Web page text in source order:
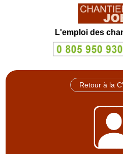
L'emploi des
Retour à la